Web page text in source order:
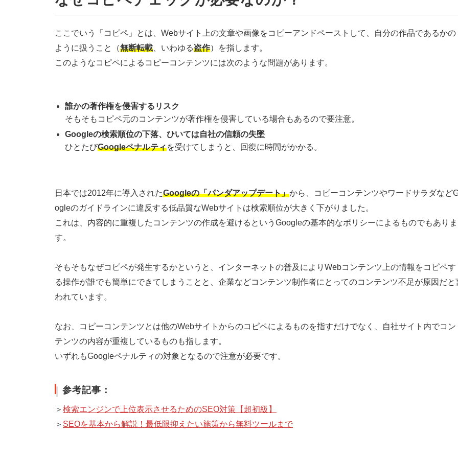
ここでいう「コピペ」とは、Webサイト上の文章や画像をコピーアンドペーストして、自分の作品であるかの
ように扱うこと（無断転載 、いわゆる盗作）を指します。
このようなコピペによるコピーコンテンツには次のような問題があります。
誰かの著作権を侵害するリスク
そもそもコピペ元のコンテンツが著作権を侵害している場合もあるので要注意。
Googleの検索順位の下落、ひいては自社の信頼の失墜
ひとたびGoogleペナルティを受けてしまうと、回復に時間がかかる。
日本では2012年に導入されたGoogleの「パンダアップデート」から、コピーコンテンツやワードサラダなど
ogleのガイドラインに違反する低品質なWebサイトは検索順位が大きく下がりました。
これは、内容的に重複したコンテンツの作成を避けるというGoogleの基本的なポリシーによるものでもありま
す。
そもそもなぜコピペが発生するかというと、インターネットの普及によりWebコンテンツ上の情報をコピペす
る操作が誰でも簡単にできてしまうことと、企業などコンテンツ制作者にとってのコンテンツ不足が原因だと
われています。
なお、コピーコンテンツとは他のWebサイトからのコピペによるものを指すだけでなく、自社サイト内でコン
テンツの内容が重複しているものも指します。
いずれもGoogleペナルティの対象となるので注意が必要です。
参考記事：
＞ 検索エンジンで上位表示させるためのSEO対策【超初級】
＞ SEOを基本から解説！最低限抑えたい施策から無料ツールまで